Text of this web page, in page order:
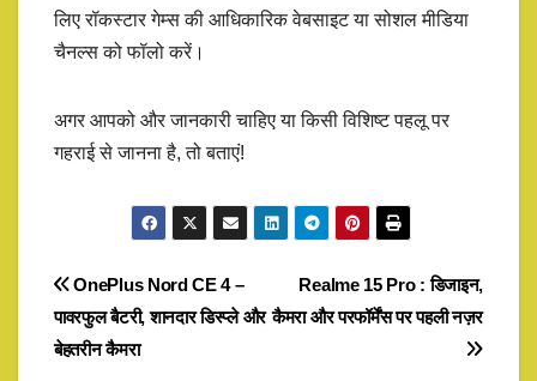
लिए रॉकस्टार गेम्स की आधिकारिक वेबसाइट या सोशल मीडिया
चैनल्स को फॉलो करें।
अगर आपको और जानकारी चाहिए या किसी विशिष्ट पहलू पर
गहराई से जानना है, तो बताएं!
Post
navigation
Realme 15 Pro : डिजाइन,
कैमरा और परफॉर्मेंस पर पहली नज़र
OnePlus Nord CE 4 –
पावरफुल बैटरी, शानदार डिस्प्ले और
बेहतरीन कैमरा